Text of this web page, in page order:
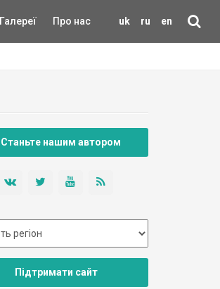
uk ru en
Галереї Про нас
Станьте нашим автором
Підтримати сайт